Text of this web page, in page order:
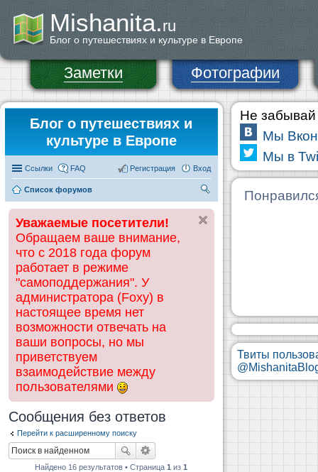
Mishanita.ru
Блог о путешествиях и культуре в Европе
Заметки Фотографии
Блог о путешествиях и
культуре в Европе
Ссылки FAQ Вход
Регистрация
Список форумов
ск
Уважаемые посетители!
Обращаем ваше внимание,
что с 2018 года форум
работает в режиме
"самоподдержания". У
администратора (Foxy) в
настоящее время нет
возможности отвечать на
ваши вопросы, но мы
приветствуем
взаимодействие между
пользователями
Сообщения без ответов
Перейти к расширенному поиску
Найдено 16 результатов • Страница1 из1
Не забывай
Мы
Мы в
Твиты